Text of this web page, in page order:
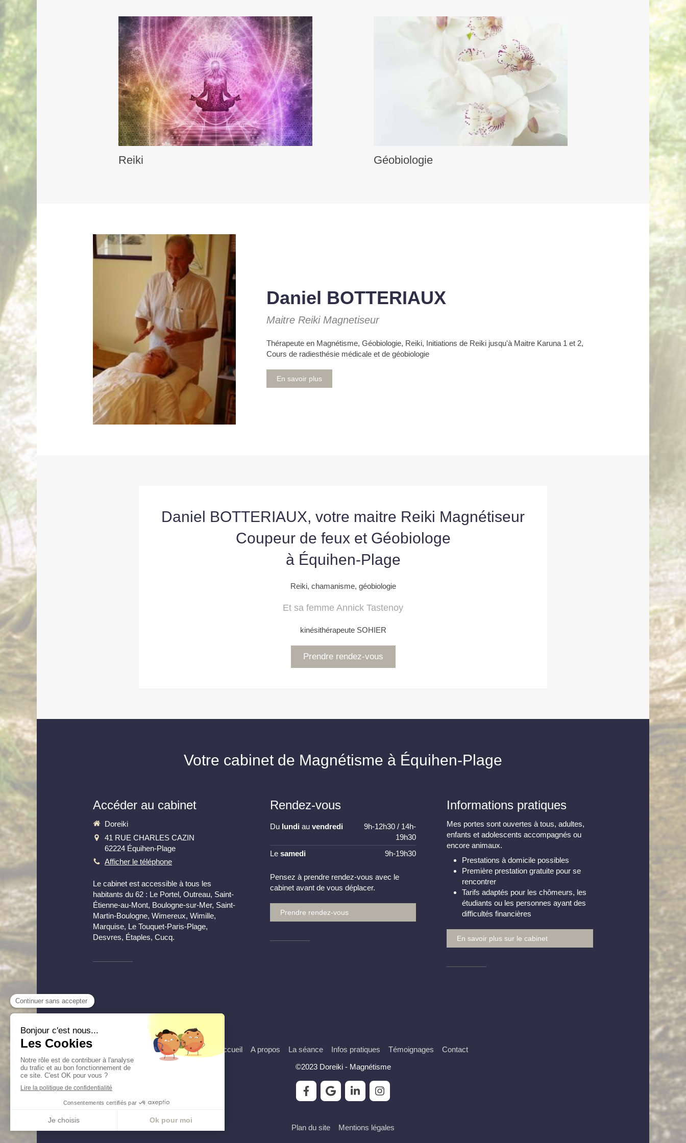
Reiki Géobiologie
Daniel BOTTERIAUX
Maitre Reiki Magnetiseur
Thérapeute en Magnétisme, Géobiologie, Reiki, Initiations de Reiki jusqu'à Maitre Karuna 1 et 2,
Cours de radiesthésie médicale et de géobiologie
En savoir plus
Daniel BOTTERIAUX, votre maitre Reiki Magnétiseur
Coupeur de feux et Géobiologe
à Équihen-Plage
Reiki, chamanisme, géobiologie
Et sa femme Annick Tastenoy
kinésithérapeute SOHIER
Prendre rendez-vous
Votre cabinet de Magnétisme à Équihen-Plage
Accéder au cabinet
Doreiki
41 RUE CHARLES CAZIN
62224 Équihen-Plage
Afficher le téléphone
Le cabinet est accessible à tous les
habitants du 62 : Le Portel, Outreau, Saint-
Étienne-au-Mont, Boulogne-sur-Mer, Saint-
Martin-Boulogne, Wimereux, Wimille,
Marquise, Le Touquet-Paris-Plage,
Desvres, Étaples, Cucq.
Rendez-vous
Du lundi au vendredi
9h-12h30 / 14h-
19h30
Le samedi 9h-19h30
Pensez à prendre rendez-vous avec le
cabinet avant de vous déplacer.
Prendre rendez-vous
Informations pratiques
Mes portes sont ouvertes à tous, adultes,
enfants et adolescents accompagnés ou
encore animaux.
Prestations à domicile possibles
Première prestation gratuite pour se
rencontrer
Tarifs adaptés pour les chômeurs, les
étudiants ou les personnes ayant des
difficultés financières
En savoir plus sur le cabinet
Accueil A propos La séance Infos pratiques Témoignages
Contact
©2023 Doreiki - Magnétisme
Plan du site Mentions légales